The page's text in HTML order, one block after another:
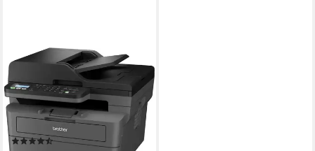
BROTHER
MFC-L2800DW
Multifunktionsdrucker, (WLAN
(Wi-Fi), LAN (Ethernet), Wi-Fi
(40)